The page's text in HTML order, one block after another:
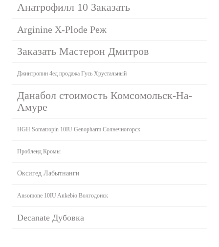
Анатрофилл 10 Заказать
Arginine X-Plode Реж
Заказать Мастерон Дмитров
Джинтропин 4ед продажа Гусь Хрустальный
Данабол стоимость Комсомольск-На-
Амуре
HGH Somatropin 10IU Genopharm Солнечногорск
Пробленд Кромы
Оксигед Лабытнанги
Ansomone 10IU Ankebio Волгодонск
Decanate Дубовка